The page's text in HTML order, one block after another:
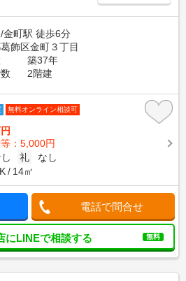
金町駅 徒歩6分
飾区金町３丁目
築37年
2階建
無料オンライン相談可
：5,000円
礼
なし
14㎡
電話で問合せ
にLINEで相談する 無料